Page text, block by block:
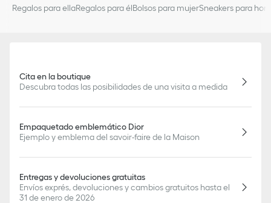
Regalos para ellaRegalos para élBolsos para mujerSneakers para
Cita en la boutique
Descubra todas las posibilidades de una visita a medida
Empaquetado emblemático Dior
Ejemplo y emblema del savoir-faire de la Maison
Entregas y devoluciones gratuitas
Envíos exprés, devoluciones y cambios gratuitos hasta el
31 de enero de 2026